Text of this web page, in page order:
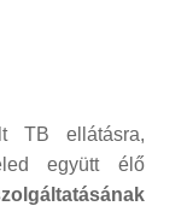
TB ellátásra,
együtt élő